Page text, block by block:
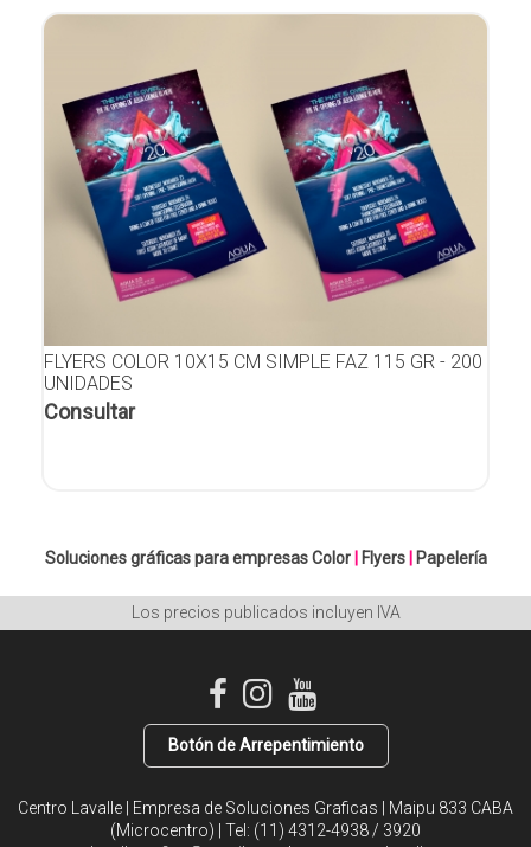
FLYERS COLOR 10X15 CM SIMPLE FAZ 115 GR - 200
UNIDADES
Consultar
Soluciones gráficas para empresas Color| Flyers| Papelería
Los precios publicados incluyen IVA
Botón de Arrepentimiento
Centro Lavalle | Empresa de Soluciones Graficas | Maipu 833 CABA
(Microcentro) | Tel: (11) 4312-4938 / 3920